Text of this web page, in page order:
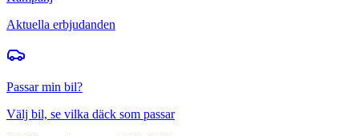
Aktuella erbjudanden
Passar min bil?
Välj bil, se vilka däck som passar